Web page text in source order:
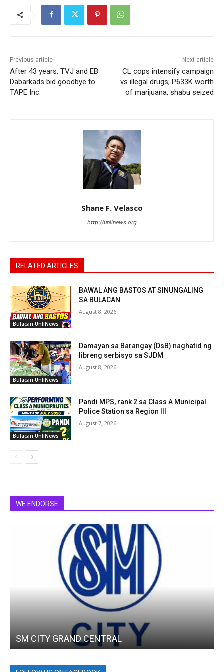
Previous article
After 43 years, TVJ and EB
Dabarkads bid goodbye to
TAPE Inc.
Next article
CL cops intensify campaign
vs illegal drugs; P633K worth
of marijuana, shabu seized
Shane F. Velasco
http://unlinews.org
RELATED ARTICLES
Bulacan UnliNews
BAWAL ANG BASTOS AT SINUNGALING
SA BULACAN
August 8, 2026
Bulacan UnliNews
Damayan sa Barangay (DsB) naghatid ng
libreng serbisyo sa SJDM
August 8, 2026
Bulacan UnliNews
Pandi MPS, rank 2 sa Class A Municipal
Police Station sa Region III
August 7, 2026
WE ENDORSE
SM CITY GRAND CENTRAL